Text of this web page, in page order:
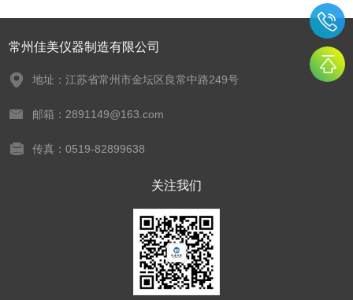
常州佳美仪器制造有限公司
地址：江苏省常州市金坛区良常中路249号
邮箱：2891149@163.com
传真：0519-82899638
关注我们